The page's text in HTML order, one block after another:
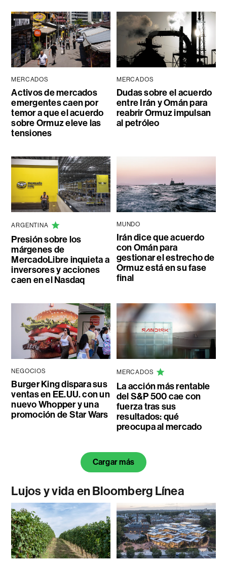
MERCADOS
Activos de mercados
emergentes caen por
temor a que el acuerdo
sobre Ormuz eleve las
tensiones
MERCADOS
Dudas sobre el acuerdo
entre Irán y Omán para
reabrir Ormuz impulsan
al petróleo
ARGENTINA
Presión sobre los
márgenes de
MercadoLibre inquieta a
inversores y acciones
caen en el Nasdaq
MUNDO
Irán dice que acuerdo
con Omán para
gestionar el estrecho de
Ormuz está en su fase
final
NEGOCIOS
Burger King dispara sus
ventas en EE.UU. con un
nuevo Whopper y una
promoción de Star Wars
MERCADOS
La acción más rentable
del S&P 500 cae con
fuerza tras sus
resultados: qué
preocupa al mercado
Cargar más
Lujos y vida en Bloomberg Línea